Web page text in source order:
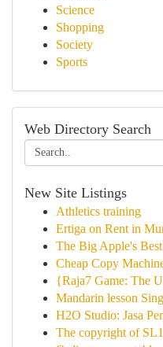
Science
Shopping
Society
Sports
Web Directory Search
New Site Listings
Athletics training
Ertiga on Rent in
The Big Apple's
Cheap Copy
{Raja7 Game: The
Mandarin lesson
H2O Studio: Jasa
The copyright of